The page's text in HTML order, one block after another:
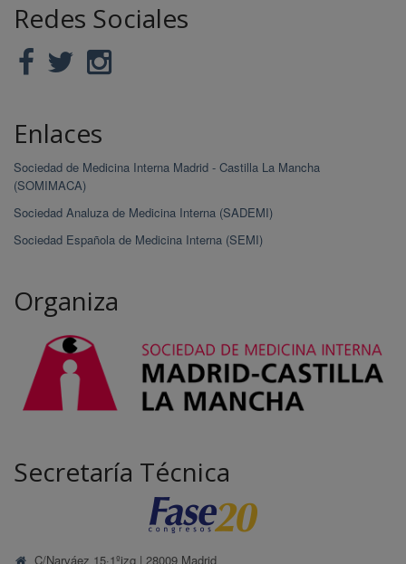
Redes Sociales
Enlaces
Sociedad de Medicina Interna Madrid - Castilla La Mancha
(SOMIMACA)
Sociedad Analuza de Medicina Interna (SADEMI)
Sociedad Española de Medicina Interna (SEMI)
Organiza
Secretaría Técnica
C/Narváez 15·1ºizq | 28009 Madrid